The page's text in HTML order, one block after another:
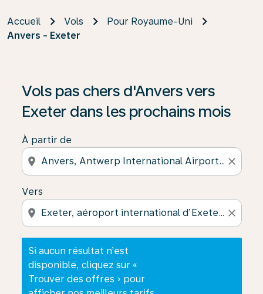
Accueil Vols
Pour Royaume-Uni
Anvers - Exeter
Vols pas chers d'Anvers vers
Exeter dans les prochains mois
À partir de
location_on close
Vers
location_on close
Si aucun résultat n’est
disponible, cliquez sur «
Trouver des offres » pour
Si aucun résultat n’est disponible, cliquez sur «